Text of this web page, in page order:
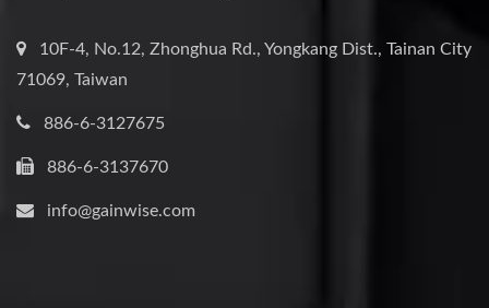
10F-4, No.12, Zhonghua Rd., Yongkang Dist., Tainan City
71069, Taiwan
886-6-3127675
886-6-3137670
info@gainwise.com